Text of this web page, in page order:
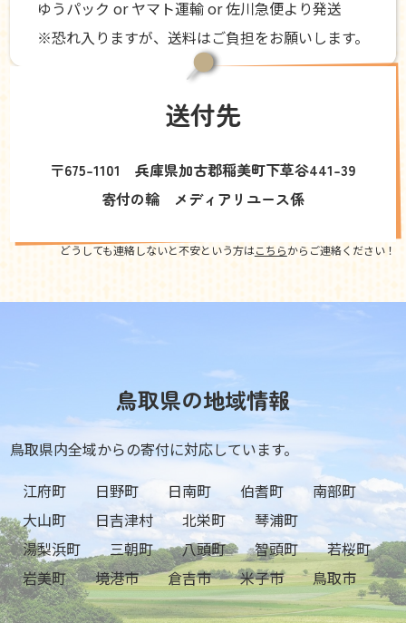
ゆうパック or ヤマト運輸 or 佐川急便より発送
※恐れ入りますが、送料はご負担をお願いします。
送付先
〒675-1101 兵庫県加古郡稲美町下草谷441-39
寄付の輪 メディアリユース係
どうしても連絡しないと不安という方はこちらからご連絡ください！
鳥取県の地域情報
鳥取県内全域からの寄付に対応しています。
江府町
日野町 日南町 伯耆町
南部町
大山町
日吉津村 北栄町
琴浦町
湯梨浜町
三朝町 八頭町 智頭町
若桜町
岩美町
境港市 倉吉市 米子市 鳥取市